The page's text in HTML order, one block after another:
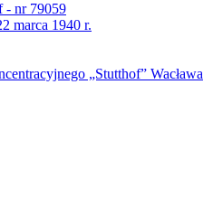
- nr 79059
marca 1940 r.
„Stutthof” Wacława